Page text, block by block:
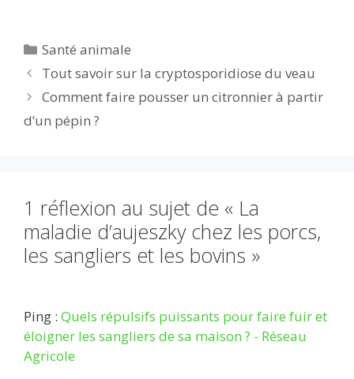
b
o
o
k
er l
t r dI
n
A
p
er
Catégories
Santé animale
Tout savoir sur la cryptosporidiose du veau
Comment faire pousser un citronnier à partir
d’un pépin ?
1 réflexion au sujet de « La
maladie d’aujeszky chez les porcs,
les sangliers et les bovins »
Ping : Quels répulsifs puissants pour faire fuir et
éloigner les sangliers de sa maison ? - Réseau
Agricole